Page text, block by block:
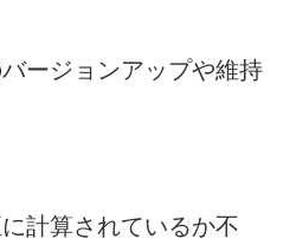
ージョンアップや維持
計算されているか不